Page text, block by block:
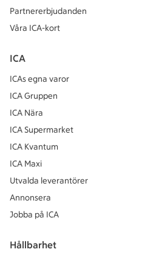
Partnererbjudanden
Våra ICA-kort
ICA
ICAs egna varor
ICA Gruppen
ICA Nära
ICA Supermarket
ICA Kvantum
ICA Maxi
Utvalda leverantörer
Annonsera
Jobba på ICA
Hållbarhet